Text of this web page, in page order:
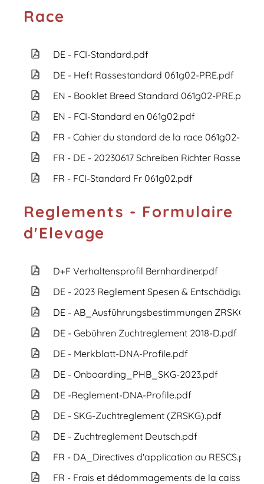
Race
DE - FCI-Standard.pdf
DE - Heft Rassestandard 061g02-PRE.pdf
EN - Booklet Breed Standard 061g02-PRE.pdf
EN - FCI-Standard en 061g02.pdf
FR - Cahier du standard de la race 061g02-
FR - DE - 20230617 Schreiben Richter
FR - FCI-Standard Fr 061g02.pdf
Reglements - Formulaire
d'Elevage
D+F Verhaltensprofil Bernhardiner.pdf
DE - 2023 Reglement Spesen &
DE - AB_Ausführungsbestimmungen ZRSKG.pdf
DE - Gebühren Zuchtreglement 2018-D.pdf
DE - Merkblatt-DNA-Profile.pdf
DE - Onboarding_PHB_SKG-2023.pdf
DE -Reglement-DNA-Profile.pdf
DE - SKG-Zuchtreglement (ZRSKG).pdf
DE - Zuchtreglement Deutsch.pdf
FR - DA_Directives d'application au RESCS.pdf
FR - Frais et dédommagements de la caisse